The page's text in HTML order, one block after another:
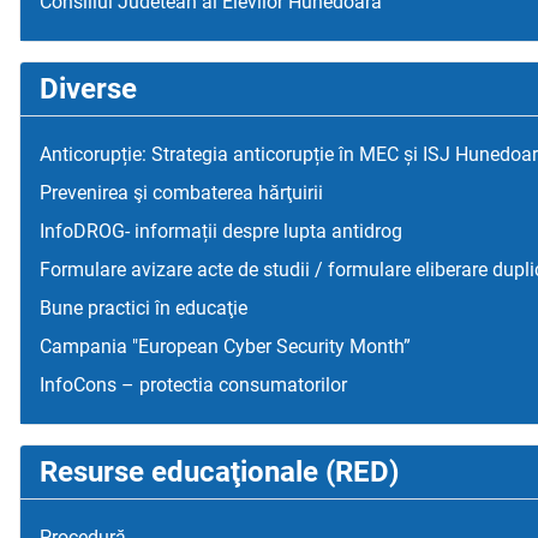
Diverse
Anticorupție: Strategia anticorupție în MEC și ISJ
Prevenirea şi combaterea hărţuirii
InfoDROG- informații despre lupta antidrog
Formulare avizare acte de studii / formulare eliberare
Bune practici în educaţie
Campania "European Cyber Security Month”
InfoCons – protectia consumatorilor
Resurse educaţionale (RED)